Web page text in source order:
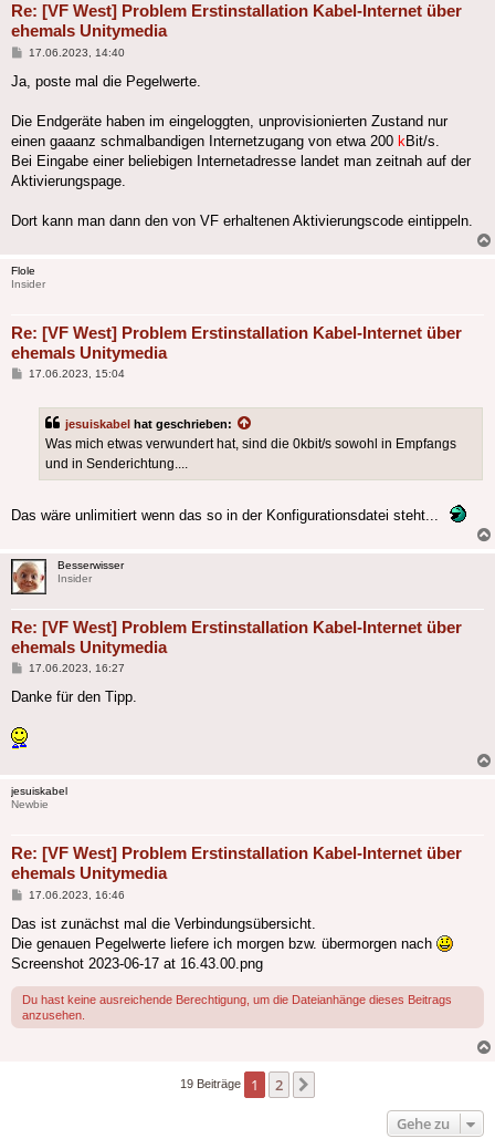
Re: [VF West] Problem Erstinstallation Kabel-Internet über
ehemals Unitymedia
Beitrag
17.06.2023, 14:40
Ja, poste mal die Pegelwerte.
Die Endgeräte haben im eingeloggten, unprovisionierten Zustand nur
einen gaaanz schmalbandigen Internetzugang von etwa 200 k Bit/s.
Bei Eingabe einer beliebigen Internetadresse landet man zeitnah auf der
Aktivierungspage.
Dort kann man dann den von VF erhaltenen Aktivierungscode eintippeln.
Flole
Insider
Re: [VF West] Problem Erstinstallation Kabel-Internet über
ehemals Unitymedia
Beitrag
17.06.2023, 15:04
jesuiskabel hat geschrieben:
Was mich etwas verwundert hat, sind die 0kbit/s sowohl in Empfangs
und in Senderichtung....
Das wäre unlimitiert wenn das so in der Konfigurationsdatei steht...
Besserwisser
Insider
Re: [VF West] Problem Erstinstallation Kabel-Internet über
ehemals Unitymedia
Beitrag
17.06.2023, 16:27
Danke für den Tipp.
jesuiskabel
Newbie
Re: [VF West] Problem Erstinstallation Kabel-Internet über
ehemals Unitymedia
Beitrag
17.06.2023, 16:46
Das ist zunächst mal die Verbindungsübersicht.
Die genauen Pegelwerte liefere ich morgen bzw. übermorgen nach
Screenshot 2023-06-17 at 16.43.00.png
Du hast keine ausreichende Berechtigung, um die Dateianhänge dieses Beitrags
anzusehen.
19 Beiträge 1 2
Gehe zu